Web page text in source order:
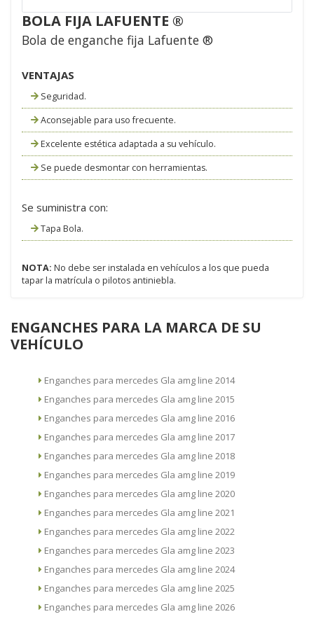
BOLA FIJA LAFUENTE ®
Bola de enganche fija Lafuente ®
VENTAJAS
Seguridad.
Aconsejable para uso frecuente.
Excelente estética adaptada a su vehículo.
Se puede desmontar con herramientas.
Se suministra con:
Tapa Bola.
NOTA: No debe ser instalada en vehículos a los que pueda
tapar la matrícula o pilotos antiniebla.
ENGANCHES PARA LA MARCA DE SU
VEHÍCULO
Enganches para mercedes Gla amg line 2014
Enganches para mercedes Gla amg line 2015
Enganches para mercedes Gla amg line 2016
Enganches para mercedes Gla amg line 2017
Enganches para mercedes Gla amg line 2018
Enganches para mercedes Gla amg line 2019
Enganches para mercedes Gla amg line 2020
Enganches para mercedes Gla amg line 2021
Enganches para mercedes Gla amg line 2022
Enganches para mercedes Gla amg line 2023
Enganches para mercedes Gla amg line 2024
Enganches para mercedes Gla amg line 2025
Enganches para mercedes Gla amg line 2026